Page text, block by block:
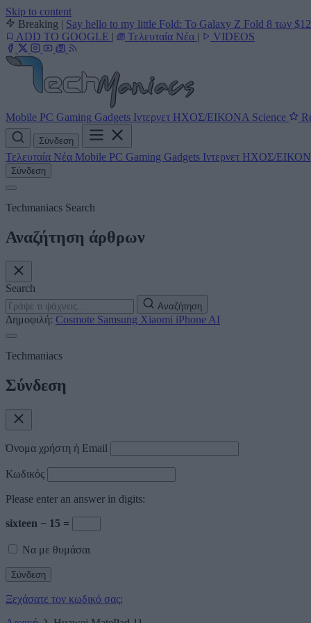
Skip to content
Breaking | Say hello to my little Fold: Το Galaxy Z Fold 8 των
ADD TO GOOGLE | Τελευταία Νέα | VIDEOS
Mobile PC Gaming Gadgets Ιντερνετ ΗΧΟΣ/ΕΙΚΟΝΑ Science
Σύνδεση
Τελευταία Νέα Mobile PC Gaming Gadgets Ιντερνετ ΗΧΟΣ/
Σύνδεση
Techmaniacs Search
Αναζήτηση άρθρων
Search
Αναζήτηση
Δημοφιλή: Cosmote Samsung Xiaomi iPhone AI
Techmaniacs
Σύνδεση
Όνομα χρήστη ή Email
Κωδικός
Please enter an answer in digits:
sixteen − 15 =
Να με θυμάσαι
Ξεχάσατε τον κωδικό σας;